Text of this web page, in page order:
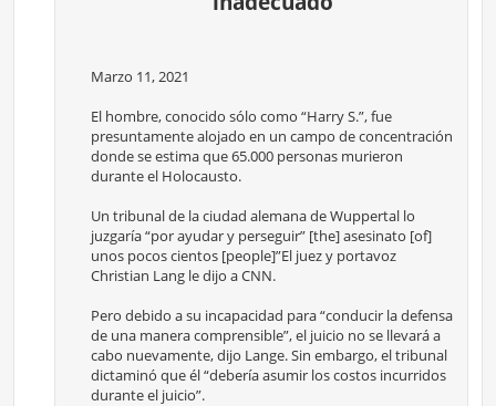
Marzo 11, 2021
El hombre, conocido sólo como “Harry S.”, fue
presuntamente alojado en un campo de concentración
donde se estima que 65.000 personas murieron
durante el Holocausto.
Un tribunal de la ciudad alemana de Wuppertal lo
juzgaría “por ayudar y perseguir” [the] asesinato [of]
unos pocos cientos [people]”El juez y portavoz
Christian Lang le dijo a CNN.
Pero debido a su incapacidad para “conducir la defensa
de una manera comprensible”, el juicio no se llevará a
cabo nuevamente, dijo Lange. Sin embargo, el tribunal
dictaminó que él “debería asumir los costos incurridos
durante el juicio”.